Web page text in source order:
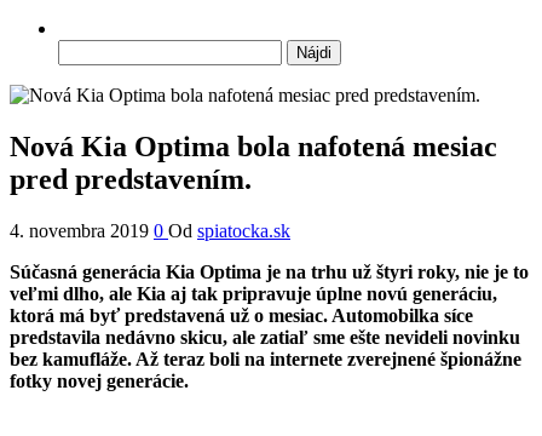
Nová Kia Optima bola nafotená mesiac
pred predstavením.
4. novembra 2019 0 Od spiatocka.sk
Súčasná generácia Kia Optima je na trhu už štyri roky, nie je to
veľmi dlho, ale Kia aj tak pripravuje úplne novú generáciu,
ktorá má byť predstavená už o mesiac. Automobilka síce
predstavila nedávno skicu, ale zatiaľ sme ešte nevideli novinku
bez kamufláže. Až teraz boli na internete zverejnené špionážne
fotky novej generácie.